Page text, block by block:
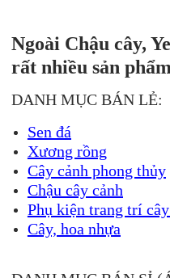
Ngoài Chậu cây,
rất nhiều sản
DANH MỤC BÁN LẺ:
Sen đá
Xương rồng
Cây cảnh phong thủy
Chậu cây cảnh
Phụ kiện trang trí
Cây, hoa nhựa